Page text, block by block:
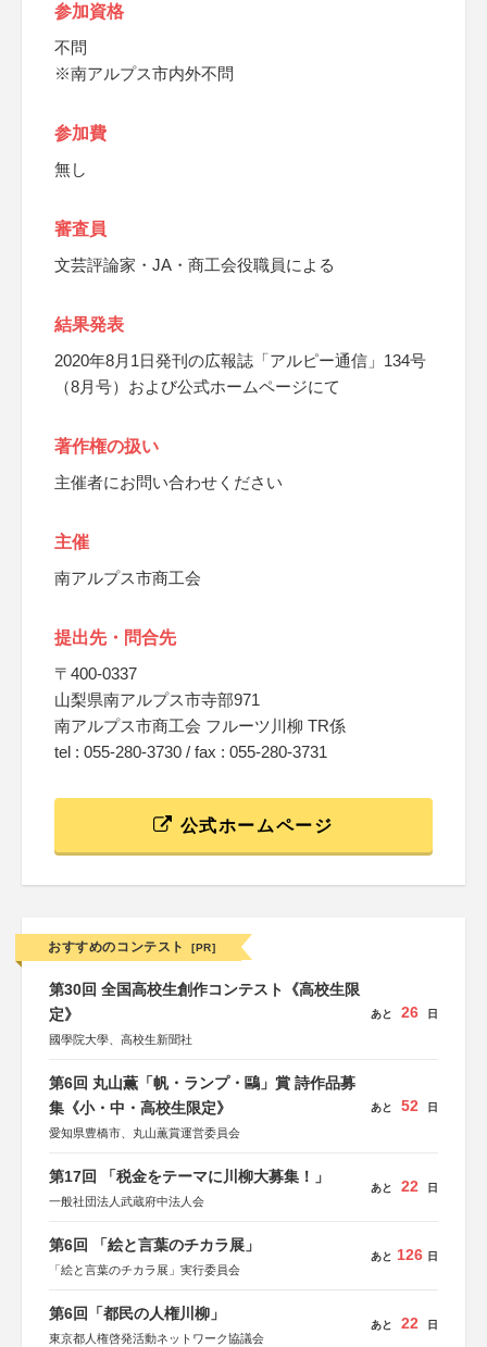
参加資格
不問
※南アルプス市内外不問
参加費
無し
審査員
文芸評論家・JA・商工会役職員による
結果発表
2020年8月1日発刊の広報誌「アルピー通信」134号
（8月号）および公式ホームページにて
著作権の扱い
主催者にお問い合わせください
主催
南アルプス市商工会
提出先・問合先
〒400-0337
山梨県南アルプス市寺部971
南アルプス市商工会 フルーツ川柳 TR係
tel : 055-280-3730 / fax : 055-280-3731
公式ホームページ
おすすめのコンテスト [PR]
第30回 全国高校生創作コンテスト《高校生限
定》
國學院大學、高校生新聞社
あと 26 日
第6回 丸山薫「帆・ランプ・鷗」賞 詩作品募
集《小・中・高校生限定》
愛知県豊橋市、丸山薫賞運営委員会
あと 52 日
第17回 「税金をテーマに川柳大募集！」
一般社団法人武蔵府中法人会
あと 22 日
第6回 「絵と言葉のチカラ展」
「絵と言葉のチカラ展」実行委員会
あと 126 日
第6回「都民の人権川柳」
東京都人権啓発活動ネットワーク協議会
あと 22 日